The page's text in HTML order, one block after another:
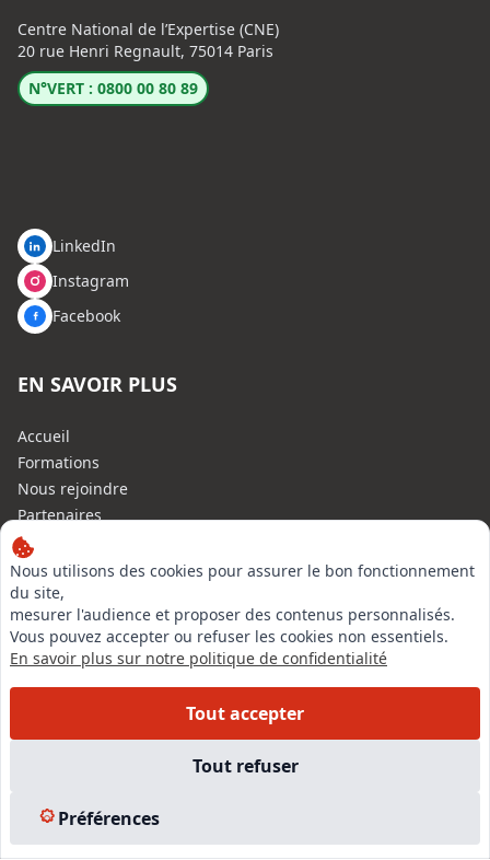
Nous utilisons des cookies pour assurer le bon fonctionnement
du site,
mesurer l'audience et proposer des contenus personnalisés.
Vous pouvez accepter ou refuser les cookies non essentiels.
En savoir plus sur notre politique de confidentialité
Tout accepter
Tout refuser
Préférences
Centre National de l’Expertise (CNE)
20 rue Henri Regnault, 75014 Paris
N°VERT : 0800 00 80 89
LinkedIn
Instagram
Facebook
EN SAVOIR PLUS
Accueil
Formations
Nous rejoindre
Partenaires
Autres missions
Le C.N.E.
Membre IVSC
Logiciel
L’Expert
Tarifs
Experts Immobiliers par régions
Plan du site